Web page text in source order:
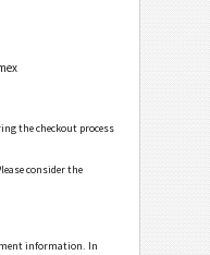
the checkout process
consider the
information. In